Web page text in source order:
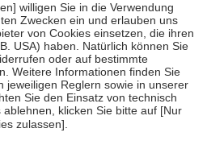
zum vollendeten 18. Lebensjahr
und Früherkennung, die von der